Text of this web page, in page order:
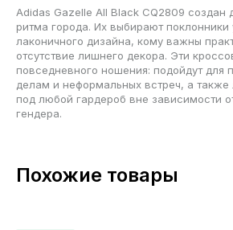
Adidas Gazelle All Black CQ2809 создан
ритма города. Их выбирают поклонники
лаконичного дизайна, кому важны
отсутствие лишнего декора. Эти
повседневного ношения: подойдут для
делам и неформальных встреч, а также
под любой гардероб вне зависимости
гендера.
Похожие товары